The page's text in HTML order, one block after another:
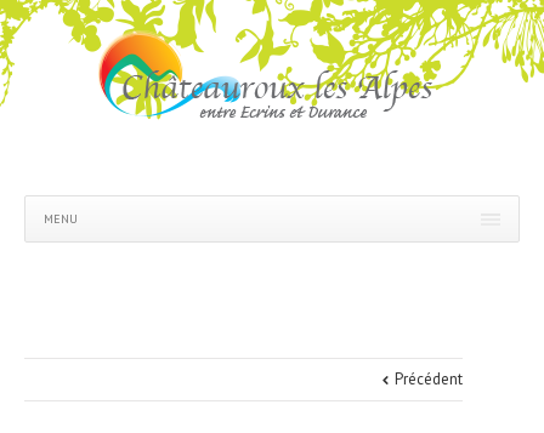
MENU
Précédent